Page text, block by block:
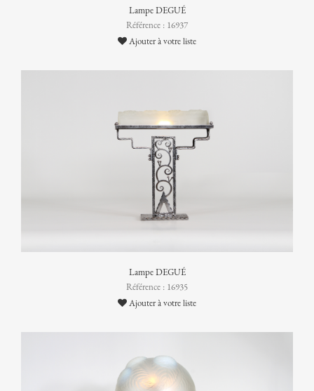
Lampe DEGUÉ
Référence : 16937
Ajouter à votre liste
Lampe DEGUÉ
Référence : 16935
Ajouter à votre liste